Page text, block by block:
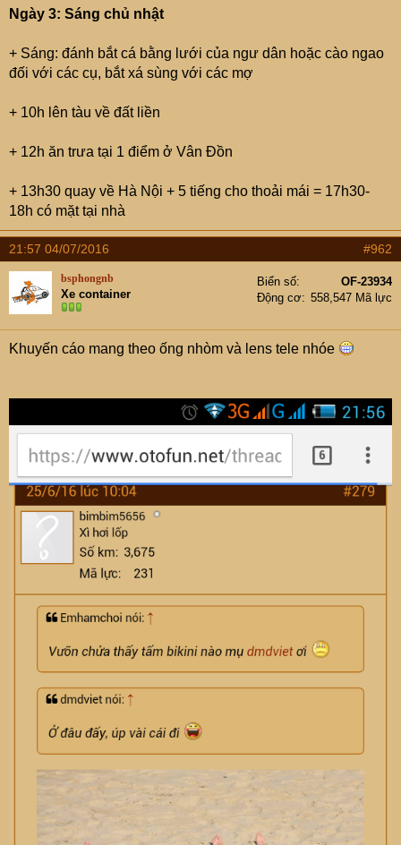
Ngày 3: Sáng chủ nhật
+ Sáng: đánh bắt cá bằng lưới của ngư dân hoặc cào ngao
đối với các cụ, bắt xá sùng với các mợ
+ 10h lên tàu về đất liền
+ 12h ăn trưa tại 1 điểm ở Vân Đồn
+ 13h30 quay về Hà Nội + 5 tiếng cho thoải mái = 17h30-
18h có mặt tại nhà
21:57 04/07/2016 #962
bsphongnb
Xe container
Biển số
OF-23934
Động cơ
558,547 Mã lực
Khuyến cáo mang theo ống nhòm và lens tele nhóe